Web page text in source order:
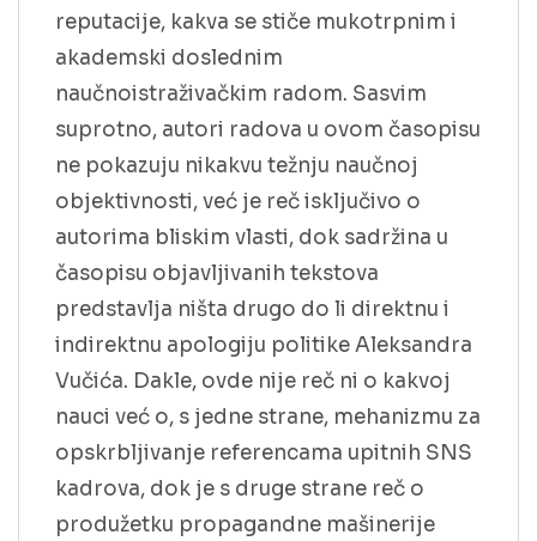
reputacije, kakva se stiče mukotrpnim i
akademski doslednim
naučnoistraživačkim radom. Sasvim
suprotno, autori radova u ovom časopisu
ne pokazuju nikakvu težnju naučnoj
objektivnosti, već je reč isključivo o
autorima bliskim vlasti, dok sadržina u
časopisu objavljivanih tekstova
predstavlja ništa drugo do li direktnu i
indirektnu apologiju politike Aleksandra
Vučića. Dakle, ovde nije reč ni o kakvoj
nauci već o, s jedne strane, mehanizmu za
opskrbljivanje referencama upitnih SNS
kadrova, dok je s druge strane reč o
produžetku propagandne mašinerije